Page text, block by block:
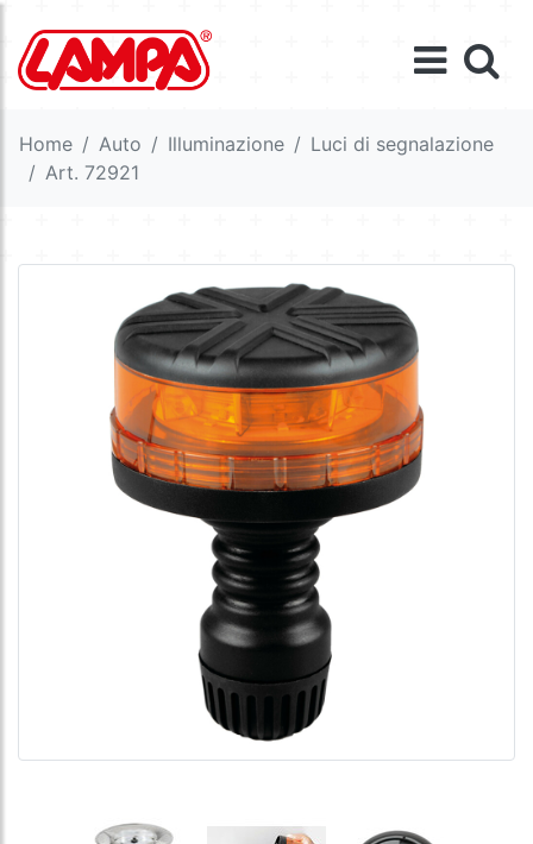
Home Auto Illuminazione
Luci di segnalazione
Art. 72921